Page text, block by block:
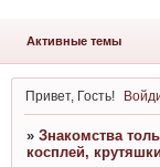
Активные темы
Привет, Гость!
» Знакомства
косплей,